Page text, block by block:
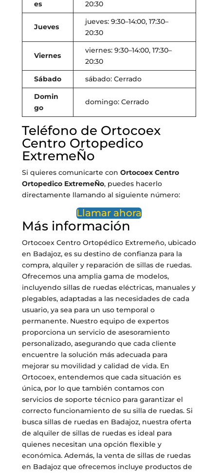
es 20:30
Jueves
jueves: 9:30–14:00, 17:30–
20:30
Viernes
viernes: 9:30–14:00, 17:30–
20:30
Sábado
sábado: Cerrado
Domin
go
domingo: Cerrado
Teléfono de Ortocoex
Centro Ortopedico
ExtremeÑo
Si quieres comunicarte con Ortocoex Centro
Ortopedico ExtremeÑo, puedes hacerlo
directamente llamando al siguiente número:
Llamar ahora
Más información
Ortocoex Centro Ortopédico Extremeño, ubicado
en Badajoz, es su destino de confianza para la
compra, alquiler y reparación de sillas de ruedas.
Ofrecemos una amplia gama de modelos,
incluyendo sillas de ruedas eléctricas, manuales y
plegables, adaptadas a las necesidades de cada
usuario, ya sea para un uso temporal o
permanente. Nuestro equipo de expertos
proporciona un servicio de asesoramiento
personalizado, asegurando que cada cliente
encuentre la solución más adecuada para
mejorar su movilidad y calidad de vida. En
Ortocoex, entendemos que cada situación es
única, por lo que también contamos con
servicios de soporte técnico para garantizar el
correcto funcionamiento de su silla de ruedas. Si
busca sillas de ruedas en Badajoz, nuestra oferta
de alquiler de sillas de ruedas es ideal para
quienes necesitan una opción flexible y
económica. Además, la venta de sillas de ruedas
en Badajoz que ofrecemos incluye productos de